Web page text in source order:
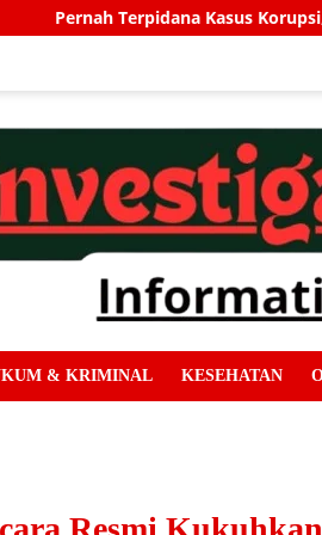
Suami ks SDN 4 palangga
& KRIMINAL KESEHATAN